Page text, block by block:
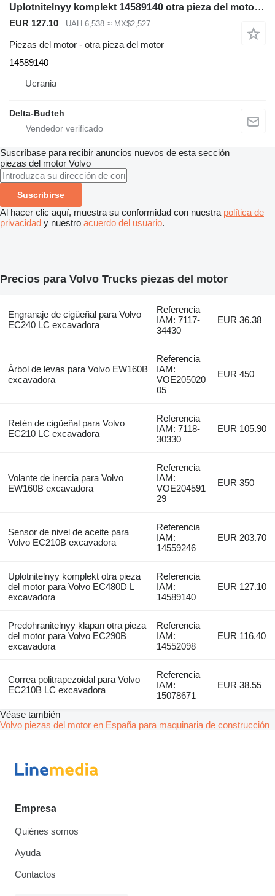
Uplotnitelnyy komplekt 14589140 otra pieza del motor para Volvo EC480D L excavadora
EUR 127.10 UAH 6,538 ≈ MX$2,527
Piezas del motor - otra pieza del motor
14589140
Ucrania
Delta-Budteh
Suscríbase para recibir anuncios nuevos de esta sección
piezas del motor Volvo
Suscribirse
Al hacer clic aquí, muestra su conformidad con nuestra política de
privacidad y nuestro acuerdo del usuario.
Precios para Volvo Trucks piezas del motor
Engranaje de cigüeñal para Volvo
EC240 LC excavadora
Referencia
IAM: 7117-
34430
EUR 36.38
Árbol de levas para Volvo EW160B
excavadora
Referencia
IAM:
VOE205020
05
EUR 450
Retén de cigüeñal para Volvo
EC210 LC excavadora
Referencia
IAM: 7118-
30330
EUR 105.90
Volante de inercia para Volvo
EW160B excavadora
Referencia
IAM:
VOE204591
29
EUR 350
Sensor de nivel de aceite para
Volvo EC210B excavadora
Referencia
IAM:
14559246
EUR 203.70
Uplotnitelnyy komplekt otra pieza
del motor para Volvo EC480D L
excavadora
Referencia
IAM:
14589140
EUR 127.10
Predohranitelnyy klapan otra pieza
del motor para Volvo EC290B
excavadora
Referencia
IAM:
14552098
EUR 116.40
Correa politrapezoidal para Volvo
EC210B LC excavadora
Referencia
IAM:
15078671
EUR 38.55
Véase también
Volvo piezas del motor en España para maquinaria de construcción
Empresa
Quiénes somos
Ayuda
Contactos